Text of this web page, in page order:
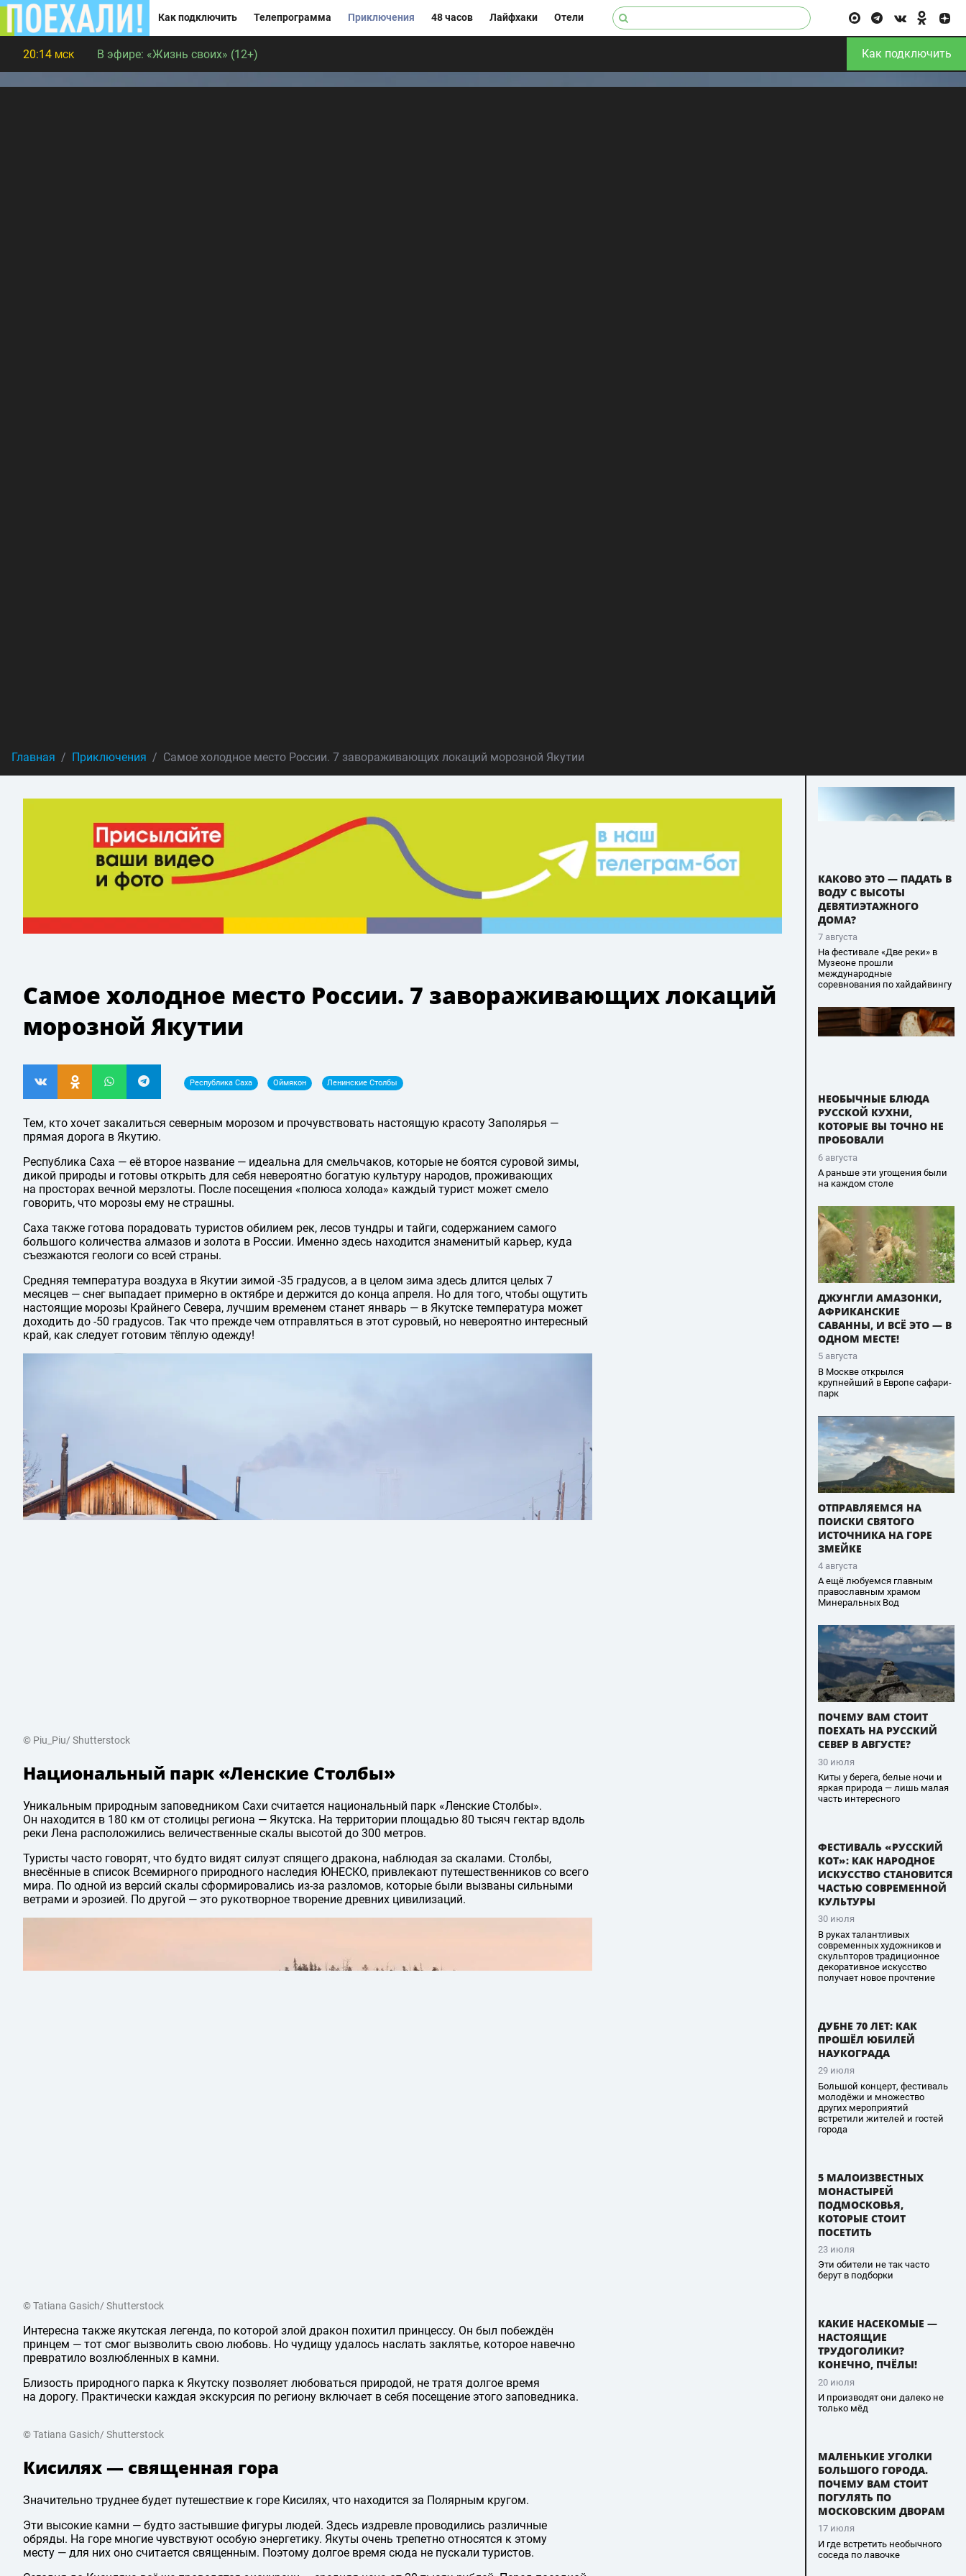
Как подключить Телепрограмма Приключения 48 часов Лайфхаки Отели
20:14 МСК В эфире: «Жизнь своих» (12+) Как подключить
Главная Приключения Самое холодное место России. 7 завораживающих локаций морозной Якутии
Самое холодное место России. 7 завораживающих локаций
морозной Якутии
Республика Саха Оймякон Ленинские Столбы
Тем, кто хочет закалиться северным морозом и прочувствовать настоящую красоту Заполярья —
прямая дорога в Якутию.
Республика Саха — её второе название — идеальна для смельчаков, которые не боятся суровой зимы,
дикой природы и готовы открыть для себя невероятно богатую культуру народов, проживающих
на просторах вечной мерзлоты. После посещения «полюса холода» каждый турист может смело
говорить, что морозы ему не страшны.
Саха также готова порадовать туристов обилием рек, лесов тундры и тайги, содержанием самого
большого количества алмазов и золота в России. Именно здесь находится знаменитый карьер, куда
съезжаются геологи со всей страны.
Средняя температура воздуха в Якутии зимой -35 градусов, а в целом зима здесь длится целых 7
месяцев — снег выпадает примерно в октябре и держится до конца апреля. Но для того, чтобы ощутить
настоящие морозы Крайнего Севера, лучшим временем станет январь — в Якутске температура может
доходить до -50 градусов. Так что прежде чем отправляться в этот суровый, но невероятно интересный
край, как следует готовим тёплую одежду!
© Piu_Piu/ Shutterstock
Национальный парк «Ленские Столбы»
Уникальным природным заповедником Сахи считается национальный парк «Ленские Столбы».
Он находится в 180 км от столицы региона — Якутска. На территории площадью 80 тысяч гектар вдоль
реки Лена расположились величественные скалы высотой до 300 метров.
Туристы часто говорят, что будто видят силуэт спящего дракона, наблюдая за скалами. Столбы,
внесённые в список Всемирного природного наследия ЮНЕСКО, привлекают путешественников со всего
мира. По одной из версий скалы сформировались из-за разломов, которые были вызваны сильными
ветрами и эрозией. По другой — это рукотворное творение древних цивилизаций.
© Tatiana Gasich/ Shutterstock
Интересна также якутская легенда, по которой злой дракон похитил принцессу. Он был побеждён
принцем — тот смог вызволить свою любовь. Но чудищу удалось наслать заклятье, которое навечно
превратило возлюбленных в камни.
Близость природного парка к Якутску позволяет любоваться природой, не тратя долгое время
на дорогу. Практически каждая экскурсия по региону включает в себя посещение этого заповедника.
© Tatiana Gasich/ Shutterstock
Кисилях — священная гора
Значительно труднее будет путешествие к горе Кисилях, что находится за Полярным кругом.
Эти высокие камни — будто застывшие фигуры людей. Здесь издревле проводились различные
обряды. На горе многие чувствуют особую энергетику. Якуты очень трепетно относятся к этому
месту — для них оно считается священным. Поэтому долгое время сюда не пускали туристов.
КАКОВО ЭТО — ПАДАТЬ В
ВОДУ С ВЫСОТЫ
ДЕВЯТИЭТАЖНОГО
ДОМА?
7 августа
На фестивале «Две реки» в
Музеоне прошли
международные
соревнования по хайдайвингу
НЕОБЫЧНЫЕ БЛЮДА
РУССКОЙ КУХНИ,
КОТОРЫЕ ВЫ ТОЧНО НЕ
ПРОБОВАЛИ
6 августа
А раньше эти угощения были
на каждом столе
ДЖУНГЛИ АМАЗОНКИ,
АФРИКАНСКИЕ
САВАННЫ, И ВСЁ ЭТО — В
ОДНОМ МЕСТЕ!
5 августа
В Москве открылся
крупнейший в Европе сафари-
парк
ОТПРАВЛЯЕМСЯ НА
ПОИСКИ СВЯТОГО
ИСТОЧНИКА НА ГОРЕ
ЗМЕЙКЕ
4 августа
А ещё любуемся главным
православным храмом
Минеральных Вод
ПОЧЕМУ ВАМ СТОИТ
ПОЕХАТЬ НА РУССКИЙ
СЕВЕР В АВГУСТЕ?
30 июля
Киты у берега, белые ночи и
яркая природа — лишь малая
часть интересного
ФЕСТИВАЛЬ «РУССКИЙ
КОТ»: КАК НАРОДНОЕ
ИСКУССТВО СТАНОВИТСЯ
ЧАСТЬЮ СОВРЕМЕННОЙ
КУЛЬТУРЫ
30 июля
В руках талантливых
современных художников и
скульпторов традиционное
декоративное искусство
получает новое прочтение
ДУБНЕ 70 ЛЕТ: КАК
ПРОШЁЛ ЮБИЛЕЙ
НАУКОГРАДА
29 июля
Большой концерт, фестиваль
молодёжи и множество
других мероприятий
встретили жителей и гостей
города
5 МАЛОИЗВЕСТНЫХ
МОНАСТЫРЕЙ
ПОДМОСКОВЬЯ,
КОТОРЫЕ СТОИТ
ПОСЕТИТЬ
23 июля
Эти обители не так часто
берут в подборки
КАКИЕ НАСЕКОМЫЕ —
НАСТОЯЩИЕ
ТРУДОГОЛИКИ?
КОНЕЧНО, ПЧЁЛЫ!
20 июля
И производят они далеко не
только мёд
МАЛЕНЬКИЕ УГОЛКИ
БОЛЬШОГО ГОРОДА.
ПОЧЕМУ ВАМ СТОИТ
ПОГУЛЯТЬ ПО
МОСКОВСКИМ ДВОРАМ
17 июля
И где встретить необычного
соседа по лавочке